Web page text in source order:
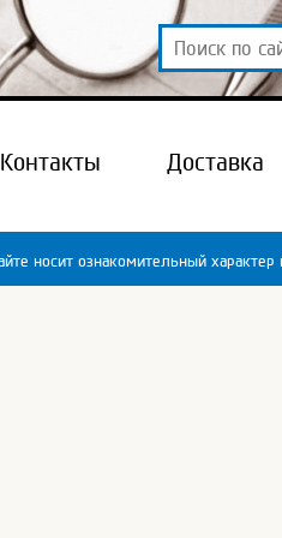
Контакты Доставка
носит ознакомительный